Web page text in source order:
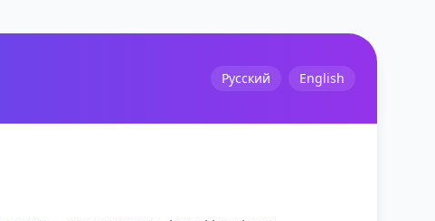
Русский English